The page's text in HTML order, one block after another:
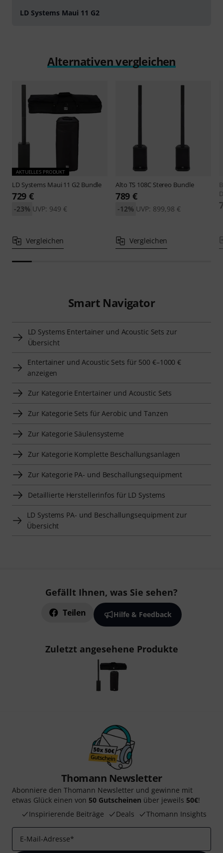
LD Systems Maui 11 G2
Alternativen vergleichen
AKTUELLES PRODUKT
LD Systems Maui 11 G2 Bundle
729 €
UVP: 949 €
-23%
Vergleichen
Alto TS 108C Stereo Bundle
789 €
UVP: 899,98 €
-12%
Vergleichen
Smart Navigator
LD Systems Entertainer und Acoustic Sets zur
Übersicht
Entertainer und Acoustic Sets für 500 €–1000 €
anzeigen
Zur Kategorie Entertainer und Acoustic Sets
Zur Kategorie Sets für Aerobic und Tanzen
Zur Kategorie Säulensysteme
Zur Kategorie Komplette Beschallungsanlagen
Zur Kategorie PA- und Beschallungsequipment
Detaillierte Herstellerinfos für LD Systems
LD Systems PA- und Beschallungsequipment zur
Übersicht
Gefällt Ihnen, was Sie sehen?
Teilen Hilfe & Feedback
Zuletzt angesehene Produkte
Thomann Newsletter
Abonniere den Thomann Newsletter und gewinne mit
etwas Glück einen von 50 Gutscheinen über jeweils 50€!
Inspirierende Beiträge
Deals Thomann Insights
E-Mail-Adresse*